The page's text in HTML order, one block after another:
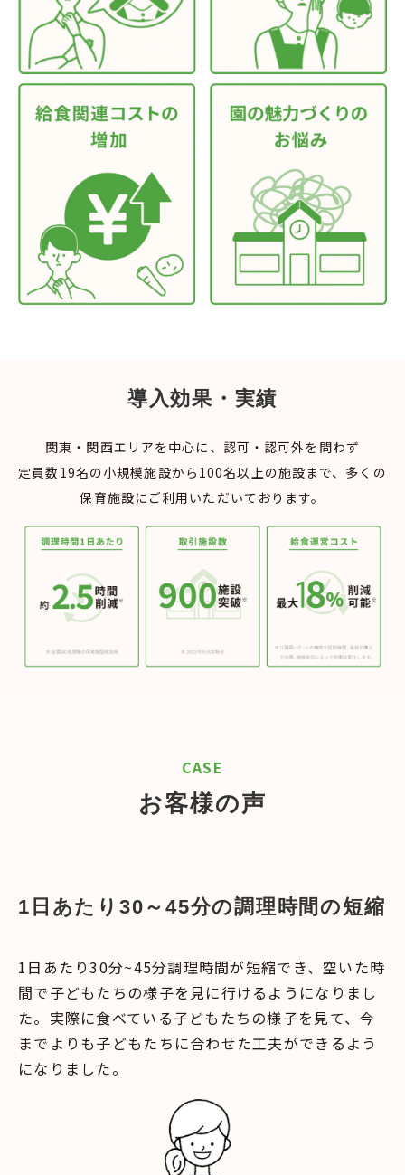
導入効果・実績
関東・関西エリアを中心に、認可・認可外を問わず
定員数19名の小規模施設から100名以上の施設まで、多くの
保育施設にご利用いただいております。
CASE
お客様の声
1日あたり30～45分の調理時間の短縮
1日あたり30分~45分調理時間が短縮でき、空いた時
間で子どもたちの様子を見に行けるようになりまし
た。実際に食べている子どもたちの様子を見て、今
までよりも子どもたちに合わせた工夫ができるよう
になりました。